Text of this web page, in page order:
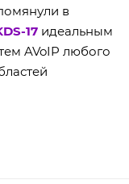
в
17 идеальным
AVoIP любого